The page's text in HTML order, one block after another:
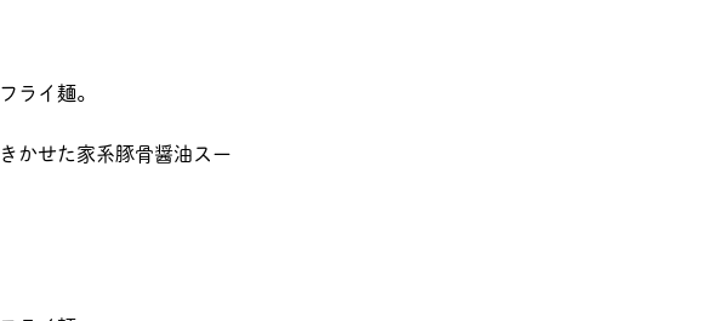
ライ麺。
かせた家系豚骨醤油スー